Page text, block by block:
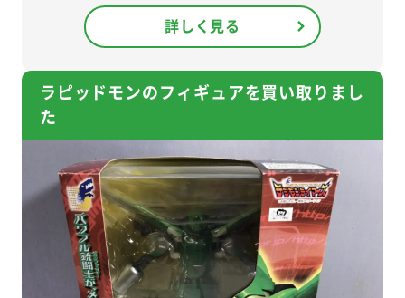
詳しく見る
ラピッドモンのフィギュアを買い取りまし
た